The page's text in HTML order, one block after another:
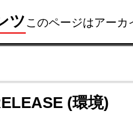
ツこのページはアー
(環境)